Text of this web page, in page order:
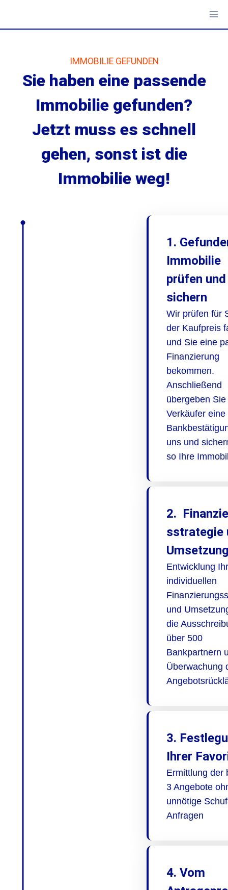
IMMOBILIE GEFUNDEN
Sie haben eine passende
Immobilie gefunden?
Jetzt muss es schnell
gehen, sonst ist die
Immobilie weg!
1.
Immobilie
prüfen und
sichern
Wir prüfen für
der Kaufpreis
und Sie eine
Finanzierung
bekommen.
Anschließend
übergeben Sie
Verkäufer eine
uns und
so Ihre
2.
sstrategie
Entwicklung
individuellen
und
die
über 500
Bankpartnern
Überwachung
3.
Ihrer
Ermittlung der
3 Angebote
unnötige
Anfragen
4. Vom